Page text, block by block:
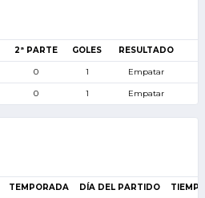
2ª PARTE GOLES RESULTADO
0 1 Empatar
0 1 Empatar
TEMPORADA DÍA DEL PARTIDO